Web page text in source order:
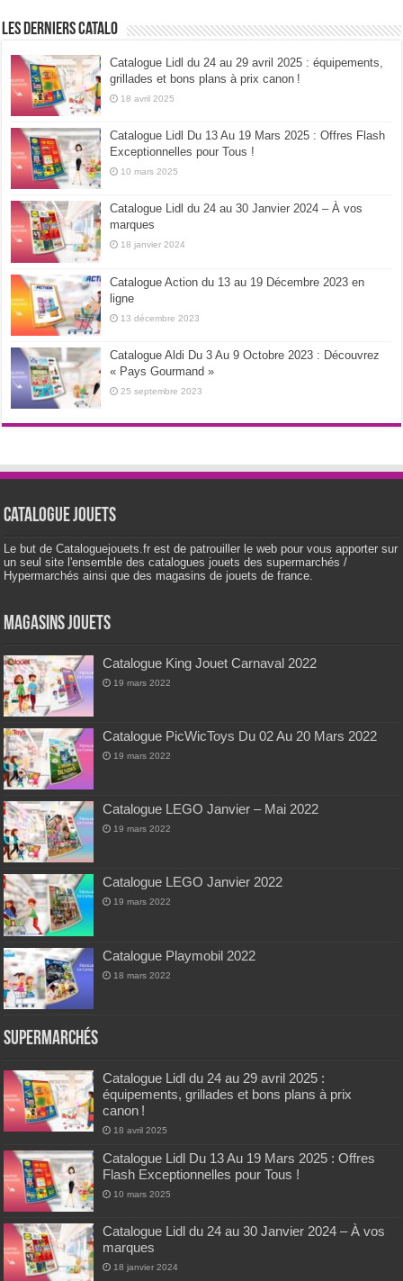
Les derniers catalo
Catalogue Lidl du 24 au 29 avril 2025 : équipements,
grillades et bons plans à prix canon !
18 avril 2025
Catalogue Lidl Du 13 Au 19 Mars 2025 : Offres Flash
Exceptionnelles pour Tous !
10 mars 2025
Catalogue Lidl du 24 au 30 Janvier 2024 – À vos
marques
18 janvier 2024
Catalogue Action du 13 au 19 Décembre 2023 en
ligne
13 décembre 2023
Catalogue Aldi Du 3 Au 9 Octobre 2023 : Découvrez
« Pays Gourmand »
25 septembre 2023
Catalogue Jouets
Le but de Cataloguejouets.fr est de patrouiller le web pour vous apporter sur
un seul site l'ensemble des catalogues jouets des supermarchés /
Hypermarchés ainsi que des magasins de jouets de france.
Magasins Jouets
Catalogue King Jouet Carnaval 2022
19 mars 2022
Catalogue PicWicToys Du 02 Au 20 Mars 2022
19 mars 2022
Catalogue LEGO Janvier – Mai 2022
19 mars 2022
Catalogue LEGO Janvier 2022
19 mars 2022
Catalogue Playmobil 2022
18 mars 2022
Supermarchés
Catalogue Lidl du 24 au 29 avril 2025 :
équipements, grillades et bons plans à prix
canon !
18 avril 2025
Catalogue Lidl Du 13 Au 19 Mars 2025 : Offres
Flash Exceptionnelles pour Tous !
10 mars 2025
Catalogue Lidl du 24 au 30 Janvier 2024 – À vos
marques
18 janvier 2024